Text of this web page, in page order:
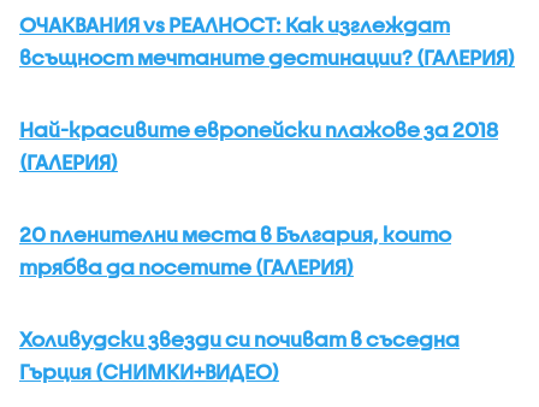
ОЧАКВАНИЯ vs РЕАЛНОСТ: Как изглеждат
всъщност мечтаните дестинации? (ГАЛЕРИЯ)
Най-красивите европейски плажове за 2018
(ГАЛЕРИЯ)
20 пленителни места в България, които
трябва да посетите (ГАЛЕРИЯ)
Холивудски звезди си почиват в съседна
Гърция (СНИМКИ+ВИДЕО)